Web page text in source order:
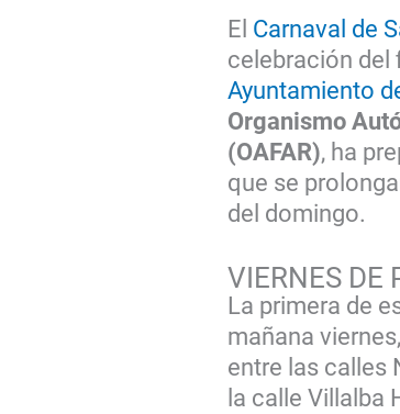
El Carnaval de
celebración del
Ayuntamiento
Organismo
(OAFAR), ha
que se
del domingo.
VIERNES DE
La primera de
mañana
entre las calles
la calle Villalba